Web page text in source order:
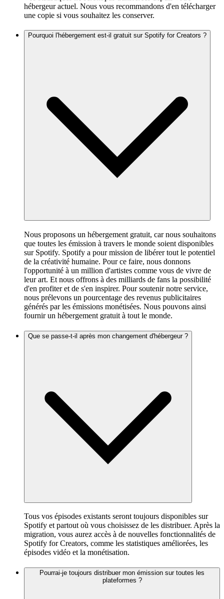
hébergeur actuel. Nous vous recommandons d'en télécharger
une copie si vous souhaitez les conserver.
Pourquoi l'hébergement est-il gratuit sur Spotify for Creators ?
Nous proposons un hébergement gratuit, car nous souhaitons
que toutes les émission à travers le monde soient disponibles
sur Spotify. Spotify a pour mission de libérer tout le potentiel
de la créativité humaine. Pour ce faire, nous donnons
l'opportunité à un million d'artistes comme vous de vivre de
leur art. Et nous offrons à des milliards de fans la possibilité
d'en profiter et de s'en inspirer. Pour soutenir notre service,
nous prélevons un pourcentage des revenus publicitaires
générés par les émissions monétisées. Nous pouvons ainsi
fournir un hébergement gratuit à tout le monde.
Que se passe-t-il après mon changement d'hébergeur ?
Tous vos épisodes existants seront toujours disponibles sur
Spotify et partout où vous choisissez de les distribuer. Après la
migration, vous aurez accès à de nouvelles fonctionnalités de
Spotify for Creators, comme les statistiques améliorées, les
épisodes vidéo et la monétisation.
Pourrai-je toujours distribuer mon émission sur toutes les
plateformes ?